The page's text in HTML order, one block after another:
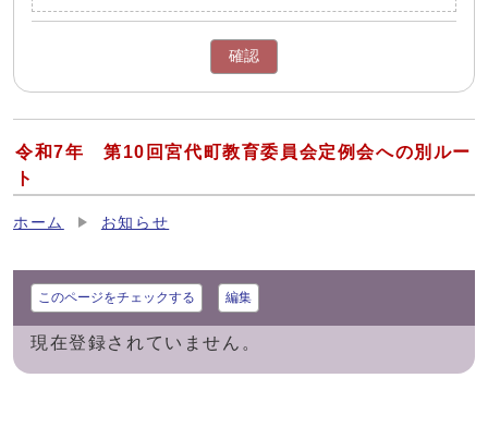
確認
令和7年 第10回宮代町教育委員会定例会への別ルー
ト
ホーム お知らせ
このページをチェックする 編集
現在登録されていません。